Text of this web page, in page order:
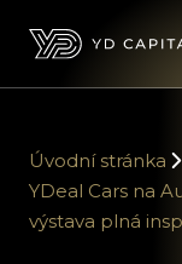
Úvodní stránka
YDeal Cars na
výstava plná